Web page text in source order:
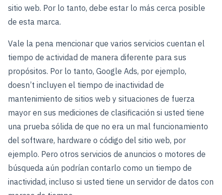
sitio web. Por lo tanto, debe estar lo más cerca posible
de esta marca.
Vale la pena mencionar que varios servicios cuentan el
tiempo de actividad de manera diferente para sus
propósitos. Por lo tanto, Google Ads, por ejemplo,
doesn’t incluyen el tiempo de inactividad de
mantenimiento de sitios web y situaciones de fuerza
mayor en sus mediciones de clasificación si usted tiene
una prueba sólida de que no era un mal funcionamiento
del software, hardware o código del sitio web, por
ejemplo. Pero otros servicios de anuncios o motores de
búsqueda aún podrían contarlo como un tiempo de
inactividad, incluso si usted tiene un servidor de datos con